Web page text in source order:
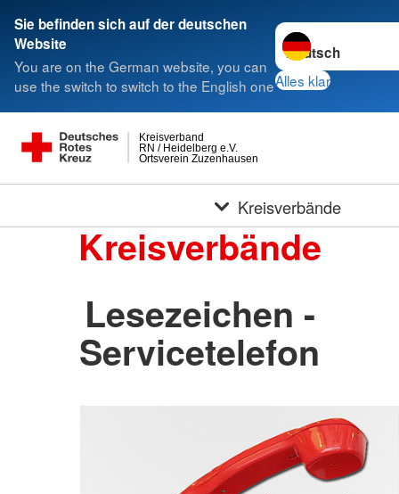
Sie befinden sich auf der deutschen
Website
You are on the German website, you can
use the switch to switch to the English one
Sprache wechseln
Alles klar
Ortsverein Zuzenhausen
RN / Heidelberg e.V.
Kreisverband
Kreisverbände
Kreisverbände
Lesezeichen -
Servicetelefon